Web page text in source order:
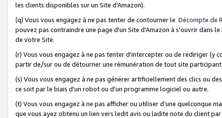
les clients disponibles sur un Site d'Amazon).
(q) Vous vous engagez à ne pas tenter de contourner le Décompte de
pouvez pas contraindre une page d'un Site d'Amazon à s'ouvrir dans
de votre Site.
(r) Vous vous engagez à ne pas tenter d'intercepter ou de rediriger
partir de/sur ou de détourner une rémunération de tout site
(s) Vous vous engagez à ne pas générer artificiellement des clics ou
ce soit par le biais d'un robot ou d'un programme logiciel ou autre.
(t) Vous vous engagez à ne pas afficher ou utiliser d’une quelconque
que vous ayez obtenu un lien vers ledit avis ou ladite note du client